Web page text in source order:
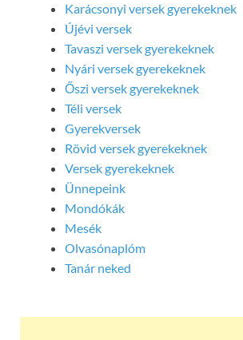
Karácsonyi versek gyerekeknek
Újévi versek
Tavaszi versek gyerekeknek
Nyári versek gyerekeknek
Őszi versek gyerekeknek
Téli versek
Gyerekversek
Rövid versek gyerekeknek
Versek gyerekeknek
Ünnepeink
Mondókák
Mesék
Olvasónaplóm
Tanár neked